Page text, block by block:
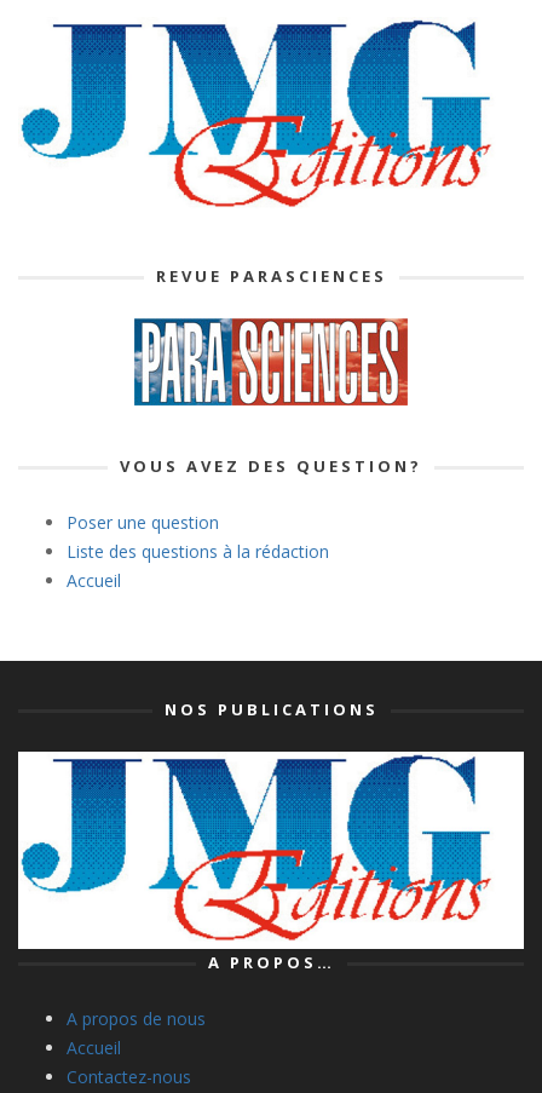
REVUE PARASCIENCES
VOUS AVEZ DES QUESTION?
Poser une question
Liste des questions à la rédaction
Accueil
NOS PUBLICATIONS
A PROPOS…
A propos de nous
Accueil
Contactez-nous